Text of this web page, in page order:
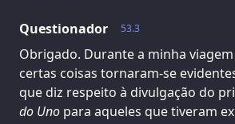
53.3
Questionador
Obrigado. Durante a minha viagem
certas coisas tornaram-se
que diz respeito à divulgação do
do Uno para aqueles que tiveram